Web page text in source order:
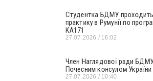
Студентка БДМУ
практику в Румунії по
KA171
27.07.2026 16:02
Член Наглядової ради
Почесним консулом України
27.07.2026 10:40